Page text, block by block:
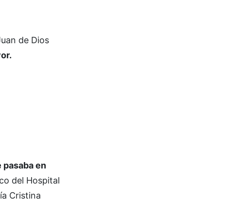
de Dios
en
del Hospital
Cristina